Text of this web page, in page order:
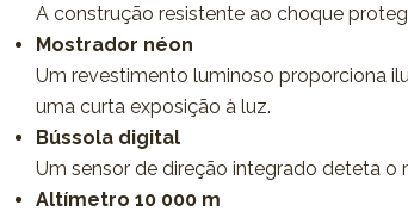
A construção resistente ao choque
Mostrador néon
Um revestimento luminoso proporciona
uma curta exposição à luz.
Bússola digital
Um sensor de direção integrado deteta o
Altímetro 10 000 m